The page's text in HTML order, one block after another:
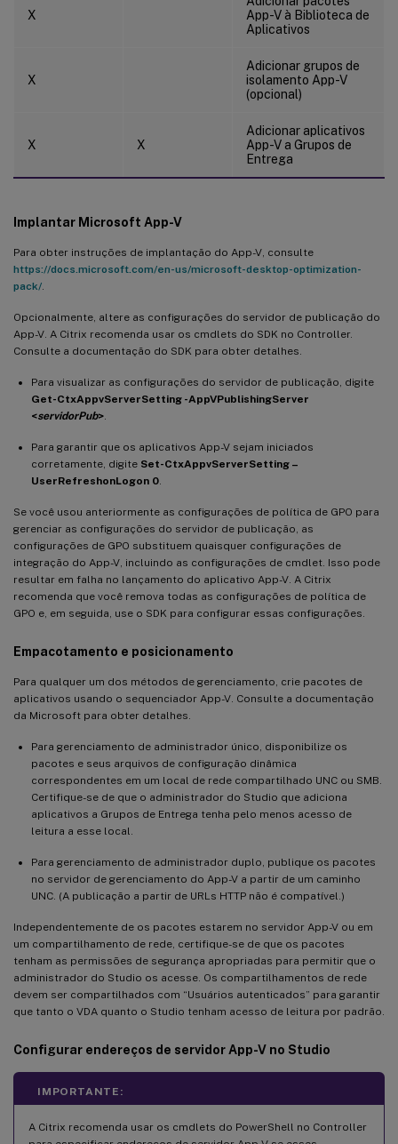
X
App-V à Biblioteca de
Aplicativos
X
Adicionar grupos de
isolamento App-V
(opcional)
X X
Adicionar aplicativos
App-V a Grupos de
Entrega
Implantar Microsoft App-V
Para obter instruções de implantação do App-V, consulte
https://docs.microsoft.com/en-us/microsoft-desktop-optimization-
pack/
Opcionalmente, altere as configurações do servidor de publicação do
App-V. A Citrix recomenda usar os cmdlets do SDK no Controller.
Consulte a documentação do SDK para obter detalhes.
Para visualizar as configurações do servidor de publicação, digite
Get-CtxAppvServerSetting -AppVPublishingServer
<servidorPub>
Para garantir que os aplicativos App-V sejam iniciados
corretamente, digite Set-CtxAppvServerSetting –
UserRefreshonLogon 0
Se você usou anteriormente as configurações de política de GPO para
gerenciar as configurações do servidor de publicação, as
configurações de GPO substituem quaisquer configurações de
integração do App-V, incluindo as configurações de cmdlet. Isso pode
resultar em falha no lançamento do aplicativo App-V. A Citrix
recomenda que você remova todas as configurações de política de
GPO e, em seguida, use o SDK para configurar essas configurações.
Empacotamento e posicionamento
Para qualquer um dos métodos de gerenciamento, crie pacotes de
aplicativos usando o sequenciador App-V. Consulte a documentação
da Microsoft para obter detalhes.
Para gerenciamento de administrador único, disponibilize os
pacotes e seus arquivos de configuração dinâmica
correspondentes em um local de rede compartilhado UNC ou SMB.
Certifique-se de que o administrador do Studio que adiciona
aplicativos a Grupos de Entrega tenha pelo menos acesso de
leitura a esse local.
Para gerenciamento de administrador duplo, publique os pacotes
no servidor de gerenciamento do App-V a partir de um caminho
UNC. (A publicação a partir de URLs HTTP não é compatível.)
Independentemente de os pacotes estarem no servidor App-V ou em
um compartilhamento de rede, certifique-se de que os pacotes
tenham as permissões de segurança apropriadas para permitir que o
administrador do Studio os acesse. Os compartilhamentos de rede
devem ser compartilhados com “Usuários autenticados” para garantir
que tanto o VDA quanto o Studio tenham acesso de leitura por padrão.
Configurar endereços de servidor App-V no Studio
IMPORTANTE:
A Citrix recomenda usar os cmdlets do PowerShell no Controller